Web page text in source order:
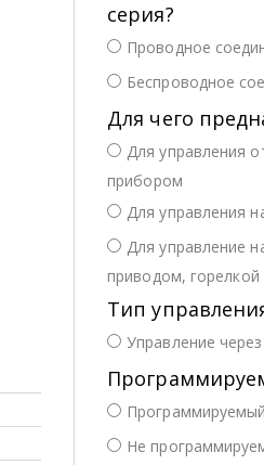
серия?
Проводное
Беспроводное
Для чего
Для управления
прибором
Для управления
Для управление
приводом, горелкой
Тип
Управление
Программируемый
Не